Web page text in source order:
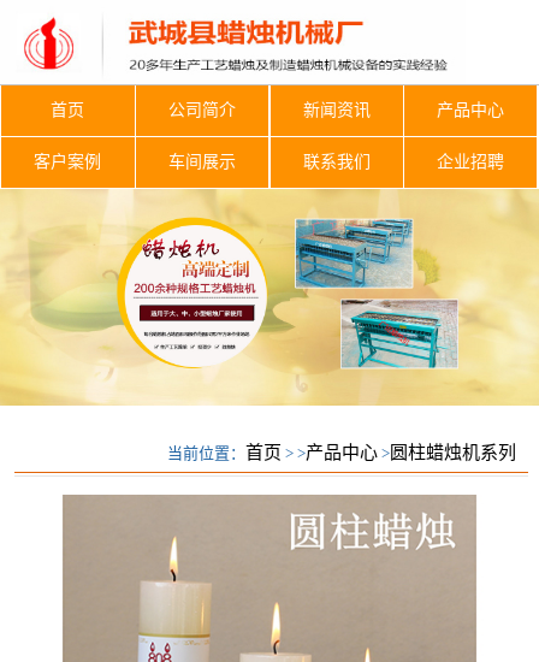
首页 公司简介 新闻资讯 产品中心
客户案例 车间展示 联系我们 企业招聘
当前位置： 首页 > >产品中心 > 圆柱蜡烛机系列
圆柱蜡烛机系列